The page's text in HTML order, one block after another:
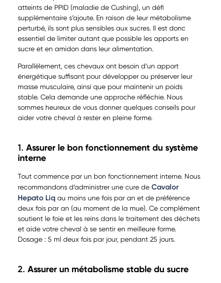
atteints de PPID (maladie de Cushing), un défi
supplémentaire s’ajoute. En raison de leur métabolisme
perturbé, ils sont plus sensibles aux sucres. Il est donc
essentiel de limiter autant que possible les apports en
sucre et en amidon dans leur alimentation.
Parallèlement, ces chevaux ont besoin d’un apport
énergétique suffisant pour développer ou préserver leur
masse musculaire, ainsi que pour maintenir un poids
stable. Cela demande une approche réfléchie. Nous
sommes heureux de vous donner quelques conseils pour
aider votre cheval à rester en pleine forme.
1. Assurer le bon fonctionnement du système
interne
Tout commence par un bon fonctionnement interne. Nous
recommandons d’administrer une cure de Cavalor
Hepato Liq au moins une fois par an et de préférence
deux fois par an (au moment de la mue). Ce complément
soutient le foie et les reins dans le traitement des déchets
et aide votre cheval à se sentir en meilleure forme.
Dosage : 5 ml deux fois par jour, pendant 25 jours.
2. Assurer un métabolisme stable du sucre